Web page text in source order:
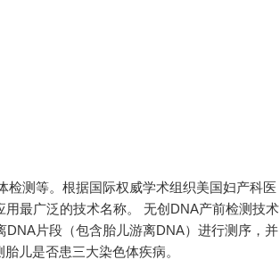
测等。根据国际权威学术组织美国妇产科医
最广泛的技术名称。 无创DNA产前检测技术
片段（包含胎儿游离DNA）进行测序，并
儿是否患三大染色体疾病。